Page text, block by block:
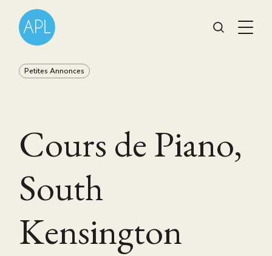
Petites Annonces
Cours de Piano,
South
Kensington